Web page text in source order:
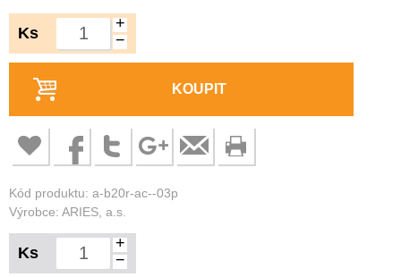
Ks
+
−
KOUPIT
Kód produktu: a-b20r-ac--03p
Výrobce: ARIES, a.s.
Ks
+
−